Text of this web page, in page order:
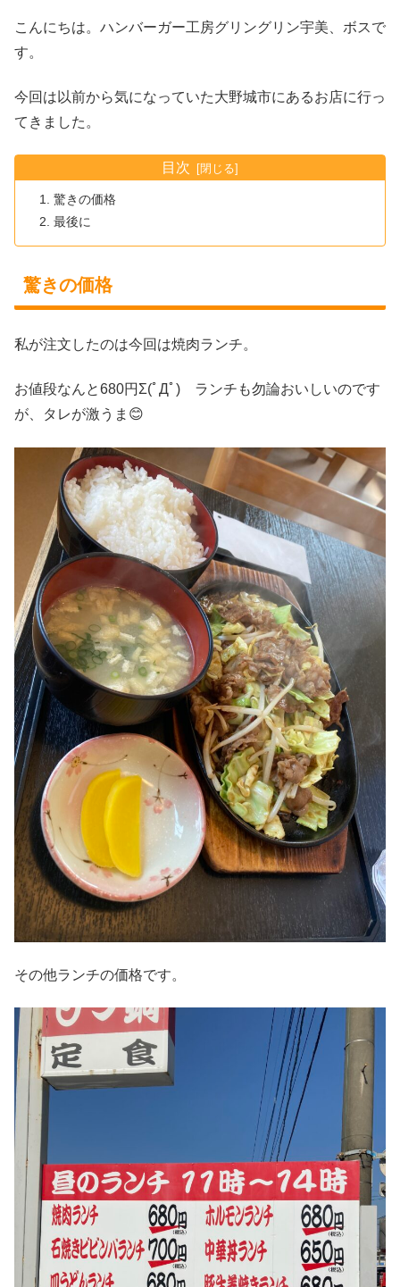
こんにちは。ハンバーガー工房グリングリン宇美、ボスで
す。
今回は以前から気になっていた大野城市にあるお店に行っ
てきました。
目次
驚きの価格
最後に
驚きの価格
私が注文したのは今回は焼肉ランチ。
お値段なんと680円Σ(ﾟДﾟ) ランチも勿論おいしいのです
が、タレが激うま😊
その他ランチの価格です。